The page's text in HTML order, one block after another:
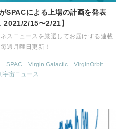
SPACによる上場の計画を発表
2021/2/15〜2/21】
スニュースを厳選してお届けする連載
週月曜日更新！
SPAC Virgin Galactic
VirginOrbit
宇宙ニュース